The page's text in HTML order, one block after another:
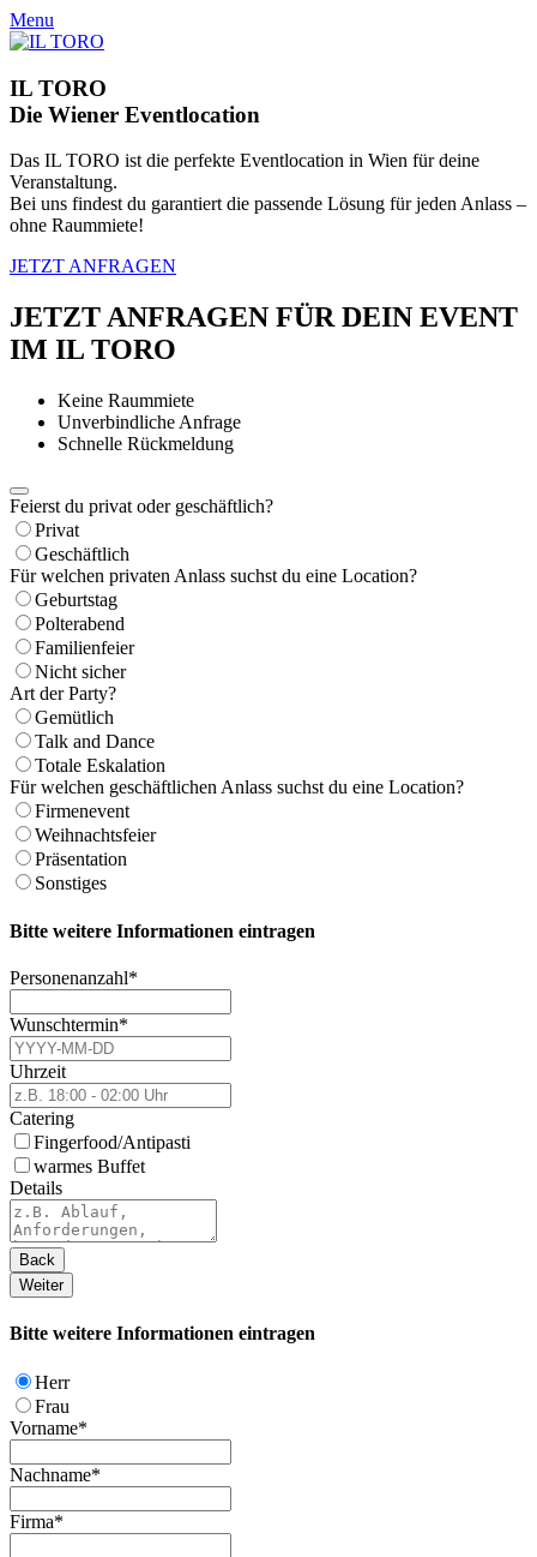
Menu
IL TORO
Die Wiener Eventlocation
Das IL TORO ist die perfekte Eventlocation in Wien für deine
Veranstaltung.
Bei uns findest du garantiert die passende Lösung für jeden Anlass –
ohne Raummiete!
JETZT ANFRAGEN
JETZT ANFRAGEN FÜR DEIN EVENT
IM IL TORO
Keine Raummiete
Unverbindliche Anfrage
Schnelle Rückmeldung
Feierst du privat oder geschäftlich?
Privat
Geschäftlich
Für welchen privaten Anlass suchst du eine Location?
Geburtstag
Polterabend
Familienfeier
Nicht sicher
Art der Party?
Gemütlich
Talk and Dance
Totale Eskalation
Für welchen geschäftlichen Anlass suchst du eine Location?
Firmenevent
Weihnachtsfeier
Präsentation
Sonstiges
Bitte weitere Informationen eintragen
Personenanzahl*
Wunschtermin*
Uhrzeit
Catering
Fingerfood/Antipasti
warmes Buffet
Details
Back
Weiter
Bitte weitere Informationen eintragen
Herr
Frau
Vorname*
Nachname*
Firma*